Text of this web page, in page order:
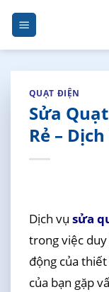
Skip
content
QUẠT ĐIỆN
Sửa
Rẻ –
Dịch vụ sửa
trong việc
động của
của bạn gặp